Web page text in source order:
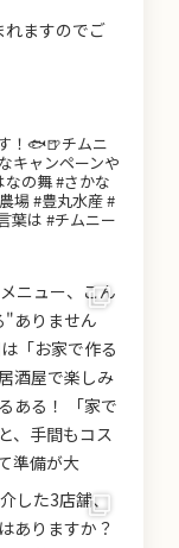
ますのでご
！🐟🍺チムニ
キャンペーンや
の舞 #さかな
場 #豊丸水産 #
葉は #チムニー